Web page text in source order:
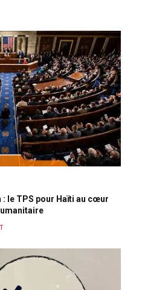
: le TPS pour Haïti au cœur